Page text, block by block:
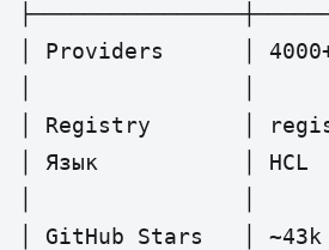
│ Providers      │
│ Registry       │
│ Язык           │
│ GitHub Stars   │